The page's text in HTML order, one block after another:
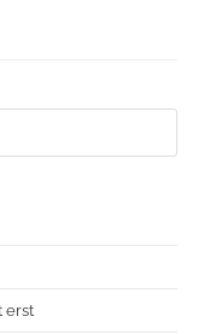
erst